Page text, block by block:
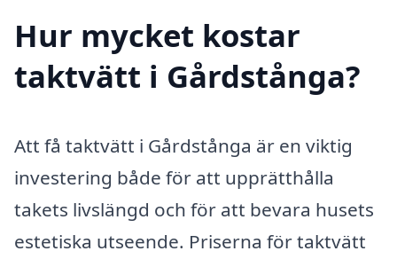
Hur mycket kostar
taktvätt i Gårdstånga?
Att få taktvätt i Gårdstånga är en viktig
investering både för att upprätthålla
takets livslängd och för att bevara husets
estetiska utseende. Priserna för taktvätt